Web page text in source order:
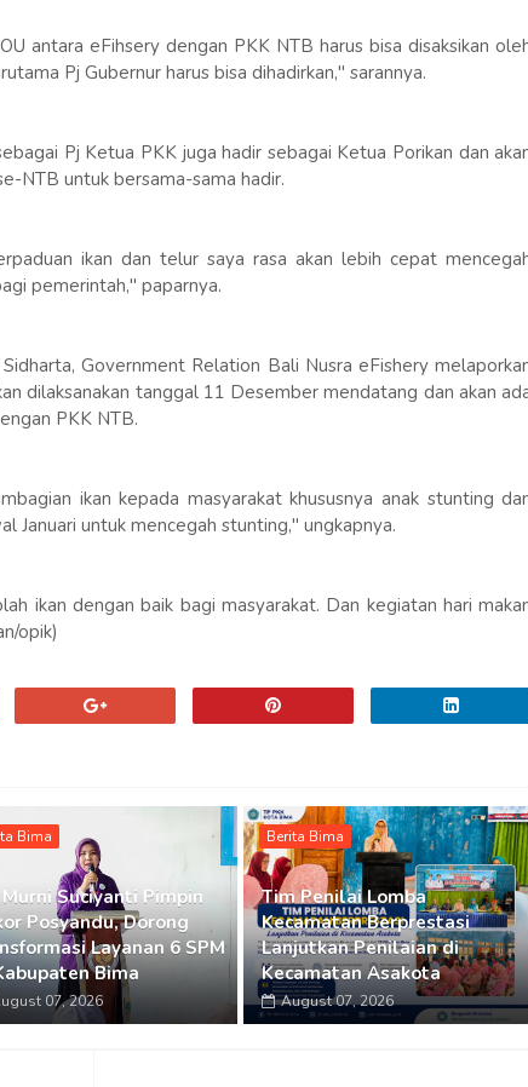
antara eFihsery dengan PKK NTB harus bisa disaksikan
Pj Gubernur harus bisa dihadirkan," sarannya.
Pj Ketua PKK juga hadir sebagai Ketua Porikan dan
NTB untuk bersama-sama hadir.
ikan dan telur saya rasa akan lebih cepat
pemerintah," paparnya.
Government Relation Bali Nusra eFishery
dilaksanakan tanggal 11 Desember mendatang dan akan
PKK NTB.
ikan kepada masyarakat khususnya anak stunting
Januari untuk mencegah stunting," ungkapnya.
ikan dengan baik bagi masyarakat. Dan kegiatan hari
opik)
Bima
Murni Suciyanti Pimpin
Posyandu, Dorong
Layanan 6 SPM
Bima
07, 2026
Berita Bima
Tim Penilai Lomba
Kecamatan Berprestasi
Lanjutkan Penilaian di
Kecamatan Asakota
August 07, 2026